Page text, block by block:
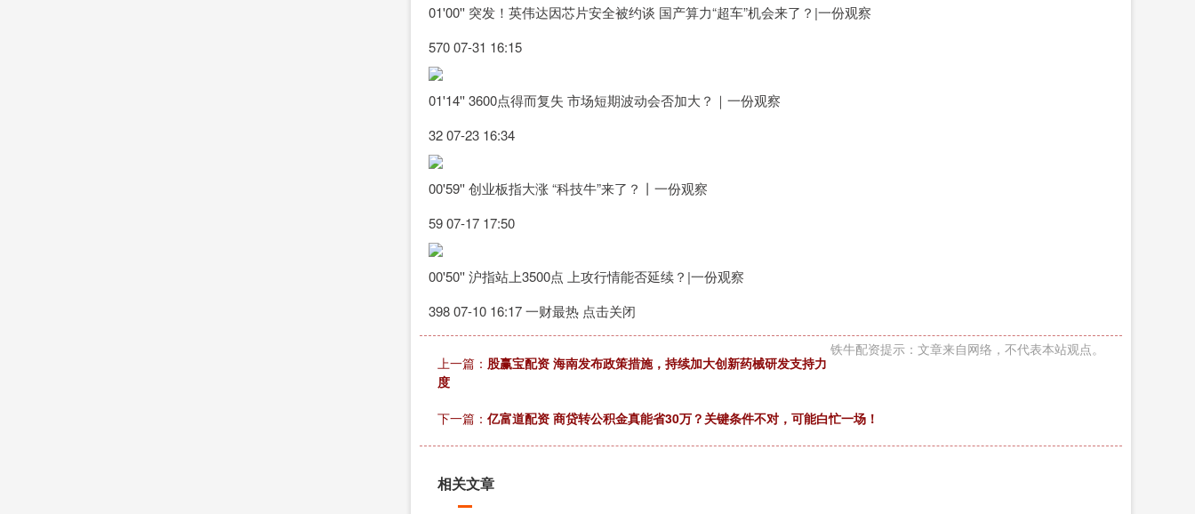
01'00'' 突发！英伟达因芯片安全被约谈 国产算力“超车”机会来了？|一份观察
570 07-31 16:15
01'14'' 3600点得而复失 市场短期波动会否加大？｜一份观察
32 07-23 16:34
00'59'' 创业板指大涨 “科技牛”来了？丨一份观察
59 07-17 17:50
00'50'' 沪指站上3500点 上攻行情能否延续？|一份观察
398 07-10 16:17 一财最热 点击关闭
铁牛配资提示：文章来自网络，不代表本站观点。
上一篇： 股赢宝配资 海南发布政策措施，持续加大创新药械研发支持力
度
下一篇： 亿富道配资 商贷转公积金真能省30万？关键条件不对，可能白忙一场！
相关文章